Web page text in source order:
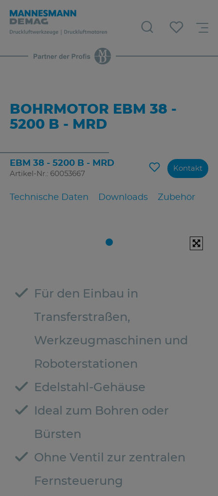
BOHRMOTOR EBM 38 -
5200 B - MRD
EBM 38 - 5200 B - MRD
Artikel-Nr.: 60053667
Technische Daten Downloads Zubehör
Kontakt
Für den Einbau in
Transferstraßen,
Werkzeugmaschinen und
Roboterstationen
Edelstahl-Gehäuse
Ideal zum Bohren oder
Bürsten
Ohne Ventil zur zentralen
Fernsteuerung